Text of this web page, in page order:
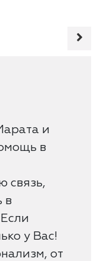
и
в
связь,
в
у Вас!
от